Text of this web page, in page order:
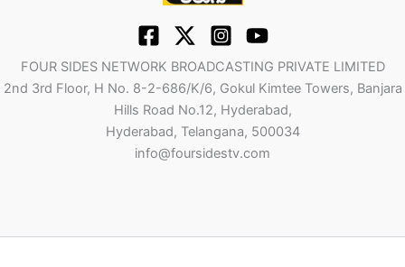
FOUR SIDES NETWORK BROADCASTING PRIVATE LIMITED
2nd 3rd Floor, H No. 8-2-686/K/6, Gokul Kimtee Towers, Banjara
Hills Road No.12, Hyderabad,
Hyderabad, Telangana, 500034
info@foursidestv.com